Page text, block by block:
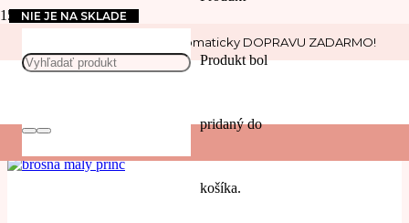
Nakúp nad 30 € a získaj automaticky DOPRAVU ZADARMO!
Produktbol
pridaný do
košíka.
little prince
NIE JE NA SKLADE